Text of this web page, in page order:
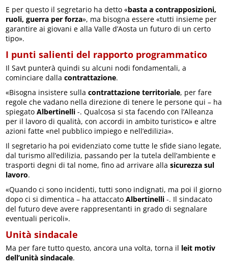
E per questo il segretario ha detto «basta a contrapposizioni,
ruoli, guerra per forza», ma bisogna essere «tutti insieme per
garantire ai giovani e alla Valle d’Aosta un futuro di un certo
tipo».
I punti salienti del rapporto programmatico
Il Savt punterà quindi su alcuni nodi fondamentali, a
cominciare dallacontrattazione.
«Bisogna insistere sullacontrattazione territoriale, per fare
regole che vadano nella direzione di tenere le persone qui – ha
spiegatoAlbertinelli -. Qualcosa si sta facendo con l’Alleanza
per il lavoro di qualità, con accordi in ambito turistico» e altre
azioni fatte «nel pubblico impiego e nell’edilizia».
Il segretario ha poi evidenziato come tutte le sfide siano legate,
dal turismo all’edilizia, passando per la tutela dell’ambiente e
trasporti degni di tal nome, fino ad arrivare allasicurezza sul
lavoro.
«Quando ci sono incidenti, tutti sono indignati, ma poi il giorno
dopo ci si dimentica – ha attaccatoAlbertinelli -. Il sindacato
del futuro deve avere rappresentanti in grado di segnalare
eventuali pericoli».
Unità sindacale
Ma per fare tutto questo, ancora una volta, torna il leit motiv
dell’unità sindacale.